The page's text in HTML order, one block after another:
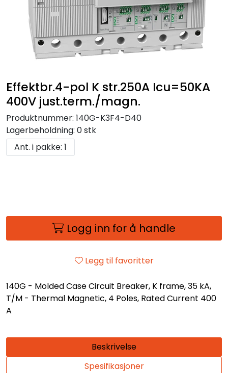
Effektbr.4-pol K str.250A Icu=50KA
400V just.term./magn.
Produktnummer: 140G-K3F4-D40
Lagerbeholdning: 0 stk
Ant. i pakke: 1
Logg inn for å handle
Legg til favoritter
140G - Molded Case Circuit Breaker, K frame, 35 kA,
T/M - Thermal Magnetic, 4 Poles, Rated Current 400
A
Beskrivelse
Spesifikasjoner